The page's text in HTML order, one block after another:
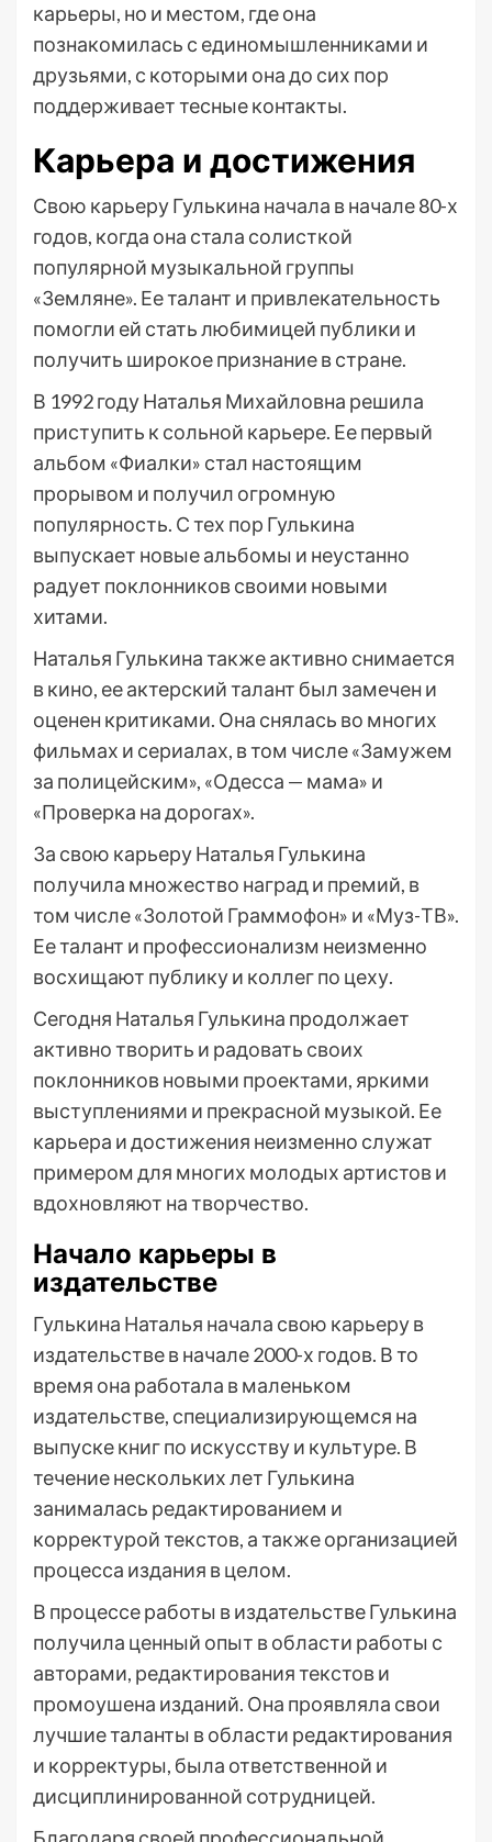
карьеры, но и местом, где она
познакомилась с единомышленниками и
друзьями, с которыми она до сих пор
поддерживает тесные контакты.
Карьера и достижения
Свою карьеру Гулькина начала в начале 80-х
годов, когда она стала солисткой
популярной музыкальной группы
«Земляне». Ее талант и привлекательность
помогли ей стать любимицей публики и
получить широкое признание в стране.
В 1992 году Наталья Михайловна решила
приступить к сольной карьере. Ее первый
альбом «Фиалки» стал настоящим
прорывом и получил огромную
популярность. С тех пор Гулькина
выпускает новые альбомы и неустанно
радует поклонников своими новыми
хитами.
Наталья Гулькина также активно снимается
в кино, ее актерский талант был замечен и
оценен критиками. Она снялась во многих
фильмах и сериалах, в том числе «Замужем
за полицейским», «Одесса — мама» и
«Проверка на дорогах».
За свою карьеру Наталья Гулькина
получила множество наград и премий, в
том числе «Золотой Граммофон» и «Муз-ТВ».
Ее талант и профессионализм неизменно
восхищают публику и коллег по цеху.
Сегодня Наталья Гулькина продолжает
активно творить и радовать своих
поклонников новыми проектами, яркими
выступлениями и прекрасной музыкой. Ее
карьера и достижения неизменно служат
примером для многих молодых артистов и
вдохновляют на творчество.
Начало карьеры в
издательстве
Гулькина Наталья начала свою карьеру в
издательстве в начале 2000-х годов. В то
время она работала в маленьком
издательстве, специализирующемся на
выпуске книг по искусству и культуре. В
течение нескольких лет Гулькина
занималась редактированием и
корректурой текстов, а также организацией
процесса издания в целом.
В процессе работы в издательстве Гулькина
получила ценный опыт в области работы с
авторами, редактирования текстов и
промоушена изданий. Она проявляла свои
лучшие таланты в области редактирования
и корректуры, была ответственной и
дисциплинированной сотрудницей.